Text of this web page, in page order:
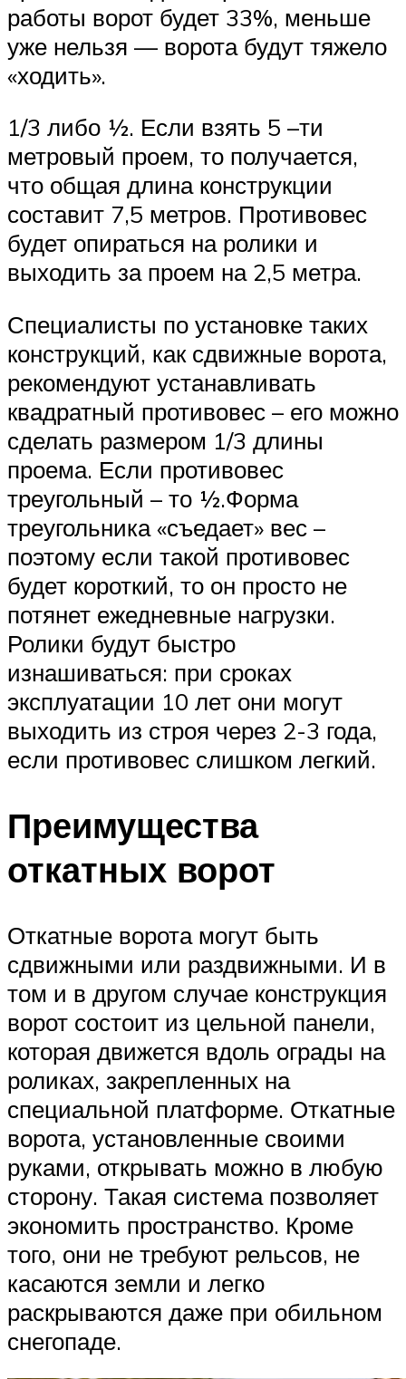
работы ворот будет 33%, меньше
уже нельзя — ворота будут тяжело
«ходить».
1/3 либо ½. Если взять 5 –ти
метровый проем, то получается,
что общая длина конструкции
составит 7,5 метров. Противовес
будет опираться на ролики и
выходить за проем на 2,5 метра.
Специалисты по установке таких
конструкций, как сдвижные ворота,
рекомендуют устанавливать
квадратный противовес – его можно
сделать размером 1/3 длины
проема. Если противовес
треугольный – то ½.Форма
треугольника «съедает» вес –
поэтому если такой противовес
будет короткий, то он просто не
потянет ежедневные нагрузки.
Ролики будут быстро
изнашиваться: при сроках
эксплуатации 10 лет они могут
выходить из строя через 2-3 года,
если противовес слишком легкий.
Преимущества
откатных ворот
Откатные ворота могут быть
сдвижными или раздвижными. И в
том и в другом случае конструкция
ворот состоит из цельной панели,
которая движется вдоль ограды на
роликах, закрепленных на
специальной платформе. Откатные
ворота, установленные своими
руками, открывать можно в любую
сторону. Такая система позволяет
экономить пространство. Кроме
того, они не требуют рельсов, не
касаются земли и легко
раскрываются даже при обильном
снегопаде.